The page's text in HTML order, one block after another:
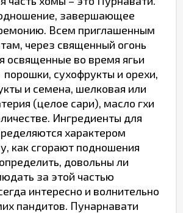
завершающее
Всем приглашенным
через священный огонь
освященные во время ягьи
сухофрукты и орехи,
и семена, шелковая или
(целое сари), масло гхи
Ингредиенты для
характером
как сгорают подношения
довольны ли
за этой частью
интересно и волнительно
пандитов. Пунарнавати